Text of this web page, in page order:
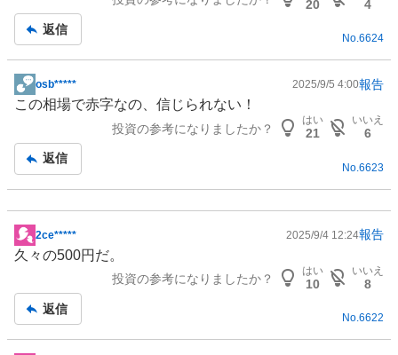
事
20
4
返信
No.6624
掲
示
事
osb***** 2025/9/5 4:00報告
この相場で赤字なの、信じられない！
投資の参考になりましたか？
はい
21
いいえ
6
返信
No. 6623
掲
示
事
2ce***** 2025/9/4 12:24報告
久々の500円だ。
投資の参考になりましたか？
はい
10
いいえ
8
返信
No.6622